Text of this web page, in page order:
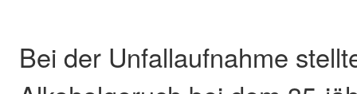
Bei der Unfallaufnahme